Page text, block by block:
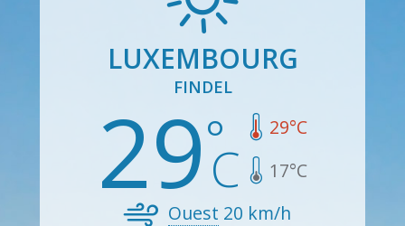
LUXEMBOURG
FINDEL
29 29°C
17°C
Ouest 20 km/h